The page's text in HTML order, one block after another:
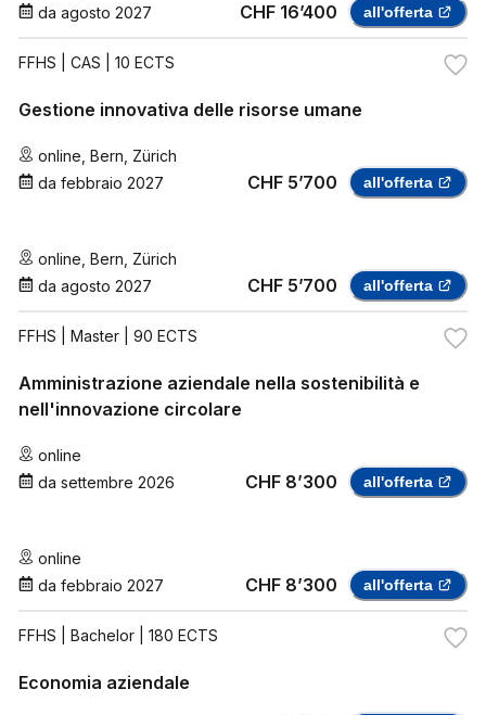
da agosto 2027 CHF 16’400 all'offerta
FFHS | CAS | 10 ECTS
Gestione innovativa delle risorse umane
online Bern Zürich
da febbraio 2027 CHF 5’700 all'offerta
online Bern Zürich
da agosto 2027 CHF 5’700 all'offerta
FFHS | Master | 90 ECTS
Amministrazione aziendale nella sostenibilità e
nell'innovazione circolare
online
da settembre 2026 CHF 8’300 all'offerta
online
da febbraio 2027 CHF 8’300 all'offerta
FFHS | Bachelor | 180 ECTS
Economia aziendale